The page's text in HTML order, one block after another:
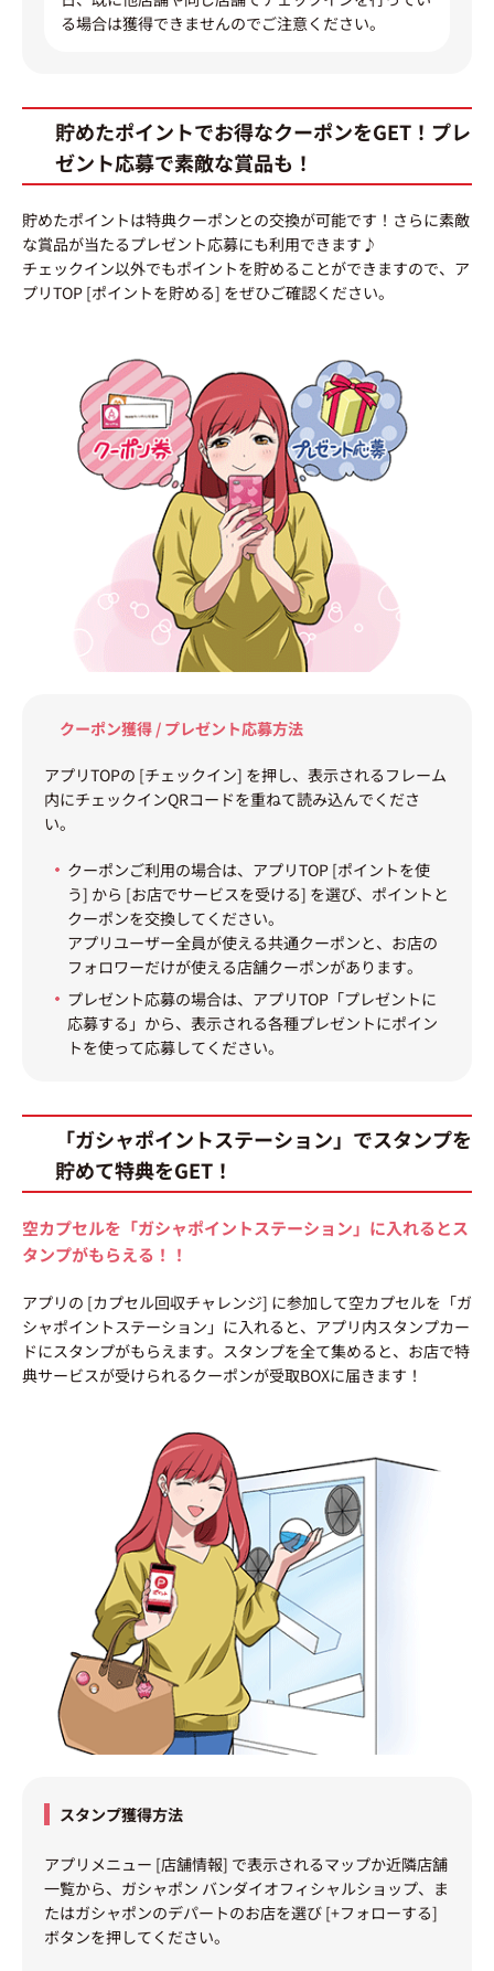
る場合は獲得できませんのでご注意ください。
貯めたポイントでお得なクーポンをGET！プレ
ゼント応募で素敵な賞品も！
貯めたポイントは特典クーポンとの交換が可能です！さらに素敵
な賞品が当たるプレゼント応募にも利用できます♪
チェックイン以外でもポイントを貯めることができますので、ア
プリTOP [ポイントを貯める] をぜひご確認ください。
クーポン獲得 / プレゼント応募方法
アプリTOPの [チェックイン] を押し、表示されるフレーム
内にチェックインQRコードを重ねて読み込んでくださ
い。
クーポンご利用の場合は、アプリTOP [ポイントを使
う] から [お店でサービスを受ける] を選び、ポイントと
クーポンを交換してください。
アプリユーザー全員が使える共通クーポンと、お店の
フォロワーだけが使える店舗クーポンがあります。
プレゼント応募の場合は、アプリTOP「プレゼントに
応募する」から、表示される各種プレゼントにポイン
トを使って応募してください。
「ガシャポイントステーション」でスタンプを
貯めて特典をGET！
空カプセルを「ガシャポイントステーション」に入れるとス
タンプがもらえる！！
アプリの [カプセル回収チャレンジ] に参加して空カプセルを「ガ
シャポイントステーション」に入れると、アプリ内スタンプカー
ドにスタンプがもらえます。スタンプを全て集めると、お店で特
典サービスが受けられるクーポンが受取BOXに届きます！
スタンプ獲得方法
アプリメニュー [店舗情報] で表示されるマップか近隣店舗
一覧から、ガシャポン バンダイオフィシャルショップ、ま
たはガシャポンのデパートのお店を選び [+フォローする]
ボタンを押してください。